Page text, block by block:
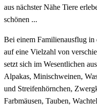
aus nächster Nähe Tiere
schönen ...
Bei einem Familienausflug
auf eine Vielzahl von
setzt sich im Wesentlichen
Alpakas, Minischweinen,
und Streifenhörnchen,
Farbmäusen, Tauben,